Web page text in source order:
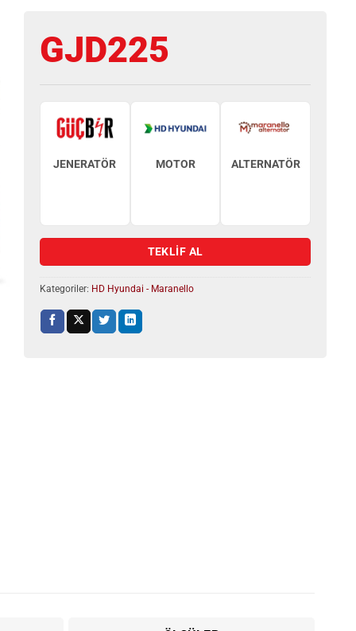
GJD225
JENERATÖR MOTOR ALTERNATÖR
TEKLİF AL
Kategoriler: HD Hyundai - Maranello